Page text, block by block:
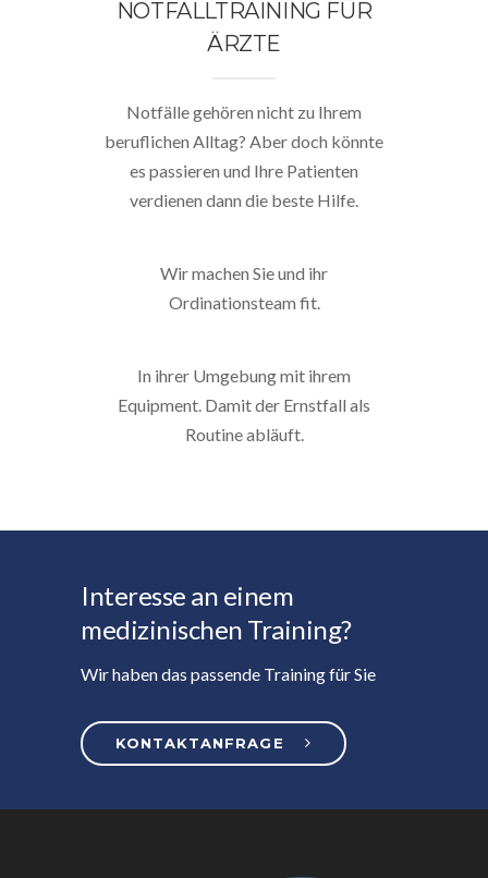
NOTFALLTRAINING FÜR
ÄRZTE
Notfälle gehören nicht zu Ihrem
beruflichen Alltag? Aber doch könnte
es passieren und Ihre Patienten
verdienen dann die beste Hilfe.
Wir machen Sie und ihr
Ordinationsteam fit.
In ihrer Umgebung mit ihrem
Equipment. Damit der Ernstfall als
Routine abläuft.
Interesse an einem
medizinischen Training?
Wir haben das passende Training für Sie
KONTAKTANFRAGE